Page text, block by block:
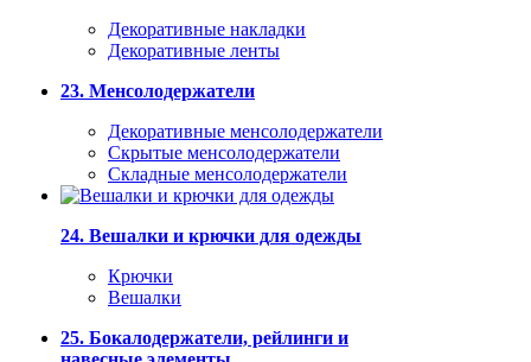
Декоративные накладки
Декоративные ленты
23. Менсолодержатели
Декоративные менсолодержатели
Скрытые менсолодержатели
Складные менсолодержатели
24. Вешалки и крючки для одежды
Крючки
Вешалки
25. Бокалодержатели, рейлинги и